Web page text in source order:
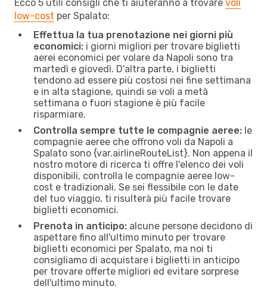
Ecco 5 utili consigli che ti aiuteranno a trovare voli
low-cost per Spalato:
Effettua la tua prenotazione nei giorni più
economici: i giorni migliori per trovare biglietti
aerei economici per volare da Napoli sono tra
martedì e giovedì. D'altra parte, i biglietti
tendono ad essere più costosi nei fine settimana
e in alta stagione, quindi se voli a metà
settimana o fuori stagione è più facile
risparmiare.
Controlla sempre tutte le compagnie aeree: le
compagnie aeree che offrono voli da Napoli a
Spalato sono {​var.airlineRouteList}. Non appena il
nostro motore di ricerca ti offre l'elenco dei voli
disponibili, controlla le compagnie aeree low-
cost e tradizionali. Se sei flessibile con le date
del tuo viaggio, ti risulterà più facile trovare
biglietti economici.
Prenota in anticipo: alcune persone decidono di
aspettare fino all'ultimo minuto per trovare
biglietti economici per Spalato, ma noi ti
consigliamo di acquistare i biglietti in anticipo
per trovare offerte migliori ed evitare sorprese
dell'ultimo minuto.